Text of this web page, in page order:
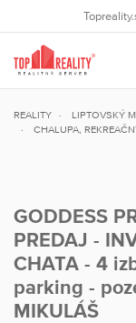
REALITY LIPTOVSKÝ
CHALUPA,
GODDESS
PREDAJ -
CHATA - 4
parking -
MIKULÁŠ